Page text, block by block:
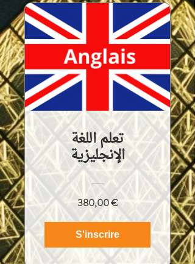
تعلم اللغة
الإنجليزية
380,00 €
S'inscrire